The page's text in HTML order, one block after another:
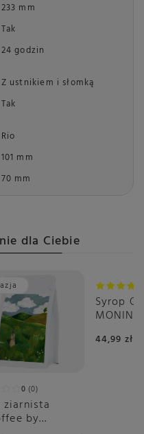
233 mm
Tak
24 godzin
Z ustnikiem i słomką
Tak
Rio
101 mm
70 mm
dla Ciebie
0 0
ziarnista
by
Syrop
MONIN
44,99 zł